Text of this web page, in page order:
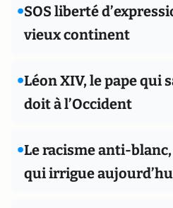
•SOS liberté
vieux continent
•Léon XIV, le pape qui
doit à l’Occident
•Le racisme anti-
qui irrigue